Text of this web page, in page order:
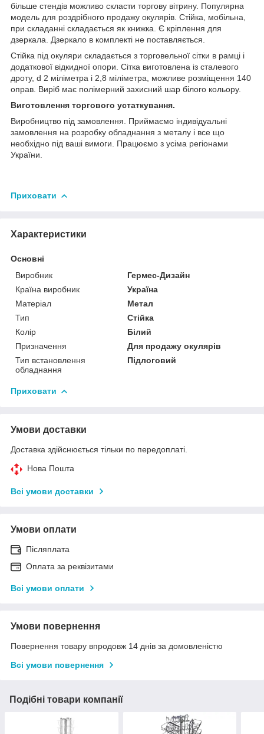
більше стендів можливо скласти торгову вітрину. Популярна
модель для роздрібного продажу окулярів. Стійка, мобільна,
при складанні складається як книжка. Є кріплення для
дзеркала. Дзеркало в комплекті не поставляється.
Стійка під окуляри складається з торговельної сітки в рамці і
додаткової відкидної опори. Сітка виготовлена із сталевого
дроту, d 2 міліметра і 2,8 міліметра, можливе розміщення 140
оправ. Виріб має полімерний захисний шар білого кольору.
Виготовлення торгового устаткування.
Виробництво під замовлення. Приймаємо індивідуальні
замовлення на розробку обладнання з металу і все що
необхідно під ваші вимоги. Працюємо з усіма регіонами
України.
Приховати
Характеристики
Основні
Виробник
Гермес-Дизайн
Країна виробник
Україна
Матеріал
Метал
Тип
Стійка
Колір
Білий
Призначення
Для продажу окулярів
Тип встановлення
обладнання
Підлоговий
Приховати
Умови доставки
Доставка здійснюється тільки по передоплаті.
Нова Пошта
Всі умови доставки
Умови оплати
Післяплата
Оплата за реквізитами
Всі умови оплати
Умови повернення
Повернення товару впродовж 14 днів за домовленістю
Всі умови повернення
Подібні товари компанії